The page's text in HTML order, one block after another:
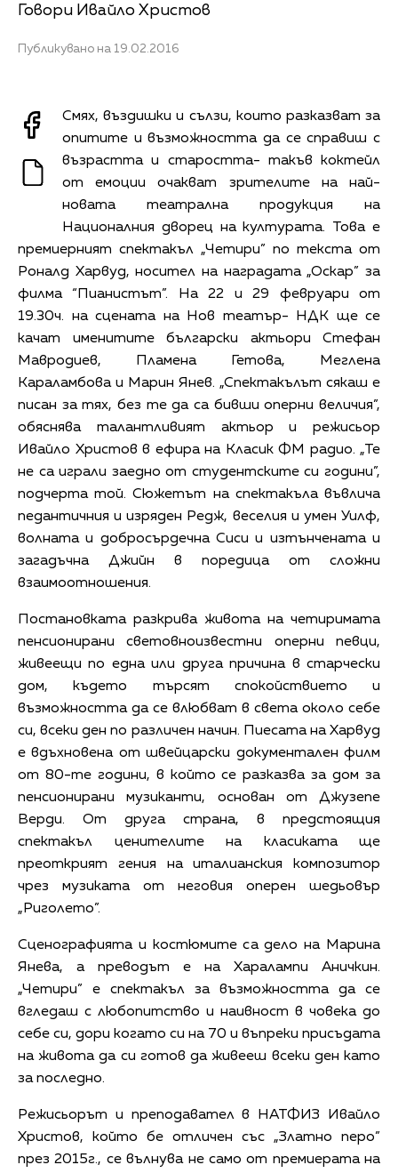
Говори Ивайло Христов
Публикувано на 19.02.2016
Смях, въздишки и сълзи, които разказват за
опитите и възможността да се справиш с
възрастта и старостта- такъв коктейл
от емоции очакват зрителите на най-
новата театрална продукция на
Националния дворец на културата. Това е
премиерният спектакъл „Четири” по текста от
Роналд Харвуд, носител на наградата „Оскар” за
филма “Пианистът”. На 22 и 29 февруари от
19.30ч. на сцената на Нов театър- НДК ще се
качат именитите български актьори Стефан
Мавродиев, Пламена Гетова, Меглена
Караламбова и Марин Янев. „Спектакълът сякаш е
писан за тях, без те да са бивши оперни величия”,
обяснява талантливият актьор и режисьор
Ивайло Христов в ефира на Класик ФМ радио. „Те
не са играли заедно от студентските си години”,
подчерта той. Сюжетът на спектакъла въвлича
педантичния и изряден Редж, веселия и умен Уилф,
волната и добросърдечна Сиси и изтънчената и
загадъчна Джийн в поредица от сложни
взаимоотношения.
Постановката разкрива живота на четиримата
пенсионирани световноизвестни оперни певци,
живеещи по една или друга причина в старчески
дом, където търсят спокойствието и
възможността да се влюбват в света около себе
си, всеки ден по различен начин. Пиесата на Харвуд
е вдъхновена от швейцарски документален филм
от 80-те години, в който се разказва за дом за
пенсионирани музиканти, основан от Джузепе
Верди. От друга страна, в предстоящия
спектакъл ценителите на класиката ще
преоткрият гения на италианския композитор
чрез музиката от неговия оперен шедьовър
„Риголето”.
Сценографията и костюмите са дело на Марина
Янева, а преводът е на Харалампи Аничкин.
„Четири” е спектакъл за възможността да се
вгледаш с любопитство и наивност в човека до
себе си, дори когато си на 70 и въпреки присъдата
на живота да си готов да живееш всеки ден като
за последно.
Режисьорът и преподавател в НАТФИЗ Ивайло
Христов, който бе отличен със „Златно перо”
през 2015г., се вълнува не само от премиерата на